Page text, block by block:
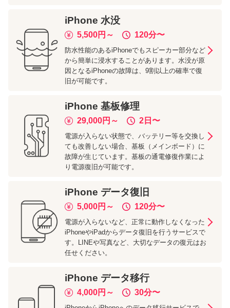
iPhone 水没
5,500円～ 120分〜
防水性能のあるiPhoneでもスピーカー部分など
から簡単に浸水することがあります。水没が原
因となるiPhoneの故障は、9割以上の確率で復
旧が可能です。
iPhone 基板修理
29,000円～ 2日 〜
電源が入らない状態で、バッテリー等を交換し
ても改善しない場合、基板（メインボード）に
故障が生じています。基板の通電修復作業によ
り電源復旧が可能です。
iPhone データ復旧
5,000円～ 120分〜
電源が入らないなど、正常に動作しなくなった
iPhoneやiPadからデータ復旧を行うサービスで
す。LINEや写真など、大切なデータの復元はお
任せください。
iPhone データ移行
4,000円～ 30分〜